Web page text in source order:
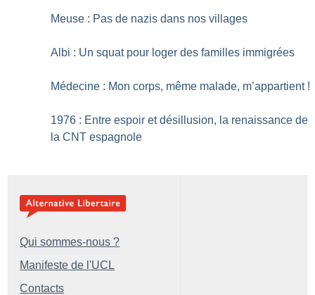
Meuse : Pas de nazis dans nos villages
Albi : Un squat pour loger des familles immigrées
Médecine : Mon corps, même malade, m’appartient !
1976 : Entre espoir et désillusion, la renaissance de
la CNT espagnole
Qui sommes-nous ?
Manifeste de l'UCL
Contacts